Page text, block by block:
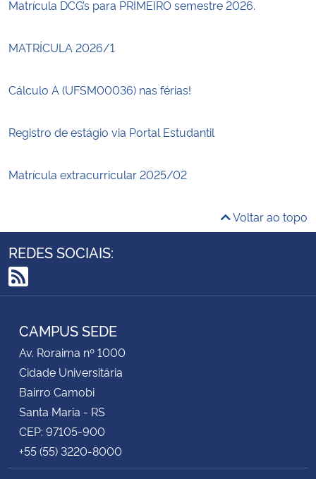
Matrícula DCG’s para PRIMEIRO semestre 2026.
MATRÍCULA 2026/1
Cálculo A (UFSM00036) nas férias!
Registro de estágio via Portal Estudantil
Matrícula extracurricular 2025/02
Voltar ao topo
REDES SOCIAIS:
RSS
CAMPUS SEDE
Av. Roraima nº 1000
Cidade Universitária
Bairro Camobi
Santa Maria - RS
CEP: 97105-900
+55 (55) 3220-8000